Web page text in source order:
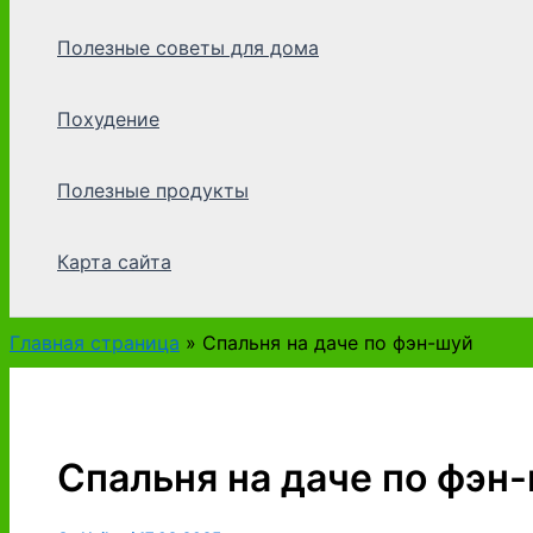
Полезные советы для дома
Похудение
Полезные продукты
Карта сайта
Главная страница » Спальня на даче по фэн-шуй
Спальня на даче по